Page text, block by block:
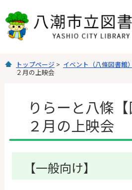
トップページ > イベント（八條図書館）
２月の上映会
りらーと八條【
２月の上映会
【一般向け】